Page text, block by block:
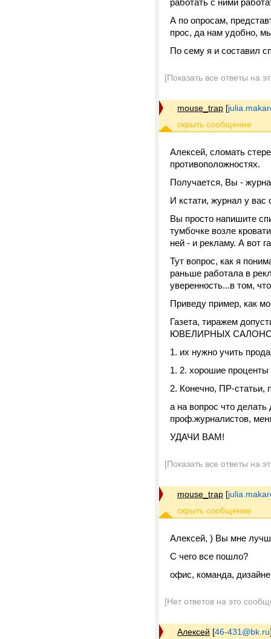
работать с ними
А по опросам,
прос, да нам удобно,
По сему я и составил
[Показать все ответы на
mouse_trap [
Алексей, сломать
противоположностях.
Получается, Вы -
И кстати, журнал у вас
Вы просто напишите
тумбочке возле
ней - и рекламу. А вот
Тут вопрос, как я
раньше работала в
уверенность...в том,
Приведу пример, как
Газета, тиражем
ЮВЕЛИРНЫХ
1. их нужно учить
1. 2. хорошие
2. Конечно, ПР-статьи,
а на вопрос что
проф.журналистов,
УДАЧИ ВАМ!
[Показать все ответы на
mouse_trap [
Алексей, ) Вы мне
С чего все пошло?
офис, команда,
[Нет ответов на это
Алексей [46-431@bk.ru